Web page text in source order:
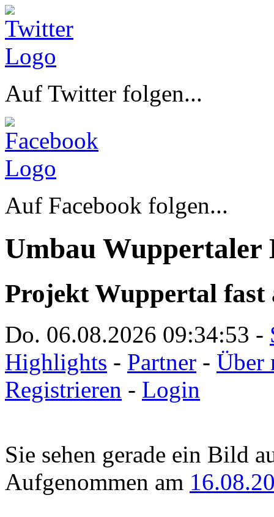
Auf Twitter folgen...
Auf Facebook folgen...
Umbau Wuppertaler
Projekt Wuppertal fast
Do. 06.08.2026 09:34:53 -
Highlights - Partner - Über
Registrieren - Login
Sie sehen gerade ein Bild
Aufgenommen am